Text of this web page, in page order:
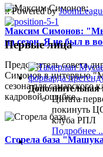
Максим Симонов: "Мы
на сезон. Я не был в
Председатель совета
Симонов в интервью
сезона для самарского
кадровой ошибке...
Сгорела база
:: Powered by
Первые лица
Цитата
покинуть
клуба РПЛ
Подробнее